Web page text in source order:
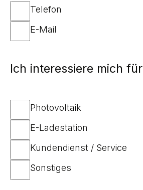
können
Sie
*
Telefon
E-Mail
Ich interessiere mich für
interessiere
für
Photovoltaik
E-Ladestation
Kundendienst / Service
Sonstiges